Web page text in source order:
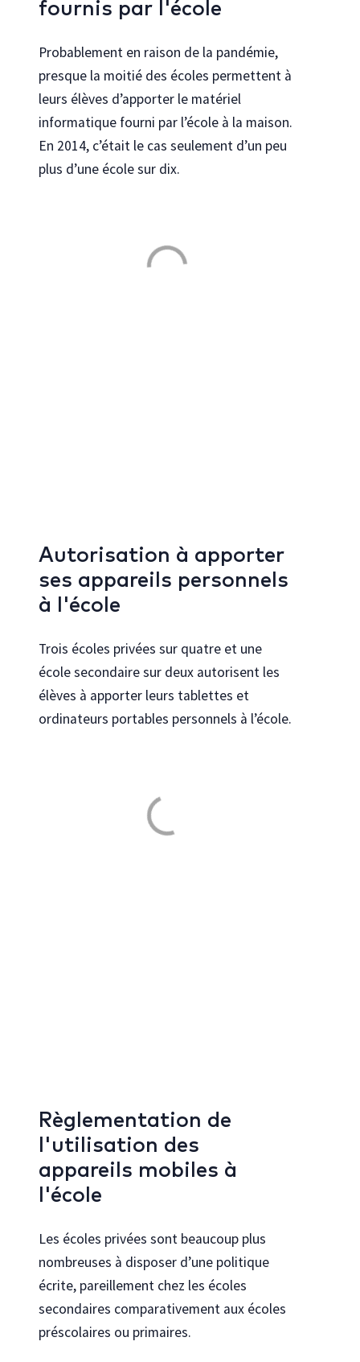
fournis par l'école
Probablement en raison de la pandémie,
presque la moitié des écoles permettent à
leurs élèves d’apporter le matériel
informatique fourni par l’école à la maison.
En 2014, c’était le cas seulement d’un peu
plus d’une école sur dix.
Autorisation à apporter
ses appareils personnels
à l'école
Trois écoles privées sur quatre et une
école secondaire sur deux autorisent les
élèves à apporter leurs tablettes et
ordinateurs portables personnels à l’école.
Règlementation de
l'utilisation des
appareils mobiles à
l'école
Les écoles privées sont beaucoup plus
nombreuses à disposer d’une politique
écrite, pareillement chez les écoles
secondaires comparativement aux écoles
préscolaires ou primaires.